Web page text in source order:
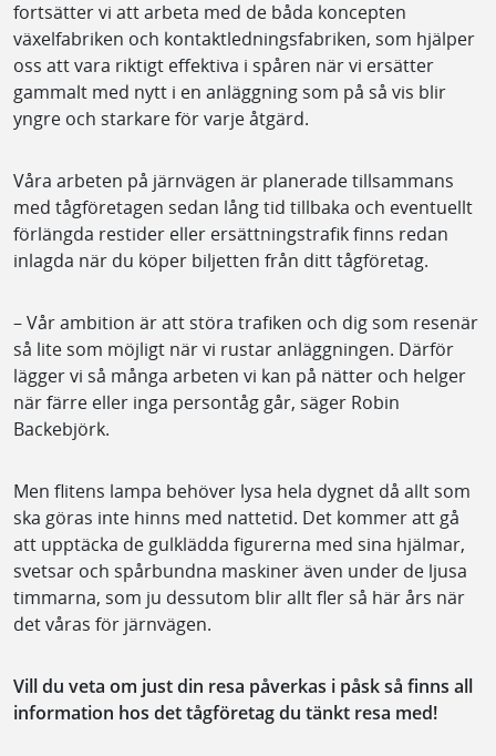
fortsätter vi att arbeta med de båda koncepten
växelfabriken och kontaktledningsfabriken, som hjälper
oss att vara riktigt effektiva i spåren när vi ersätter
gammalt med nytt i en anläggning som på så vis blir
yngre och starkare för varje åtgärd.
Våra arbeten på järnvägen är planerade tillsammans
med tågföretagen sedan lång tid tillbaka och eventuellt
förlängda restider eller ersättningstrafik finns redan
inlagda när du köper biljetten från ditt tågföretag.
– Vår ambition är att störa trafiken och dig som resenär
så lite som möjligt när vi rustar anläggningen. Därför
lägger vi så många arbeten vi kan på nätter och helger
när färre eller inga persontåg går, säger Robin
Backebjörk.
Men flitens lampa behöver lysa hela dygnet då allt som
ska göras inte hinns med nattetid. Det kommer att gå
att upptäcka de gulklädda figurerna med sina hjälmar,
svetsar och spårbundna maskiner även under de ljusa
timmarna, som ju dessutom blir allt fler så här års när
det våras för järnvägen.
Vill du veta om just din resa påverkas i påsk så finns all
information hos det tågföretag du tänkt resa med!